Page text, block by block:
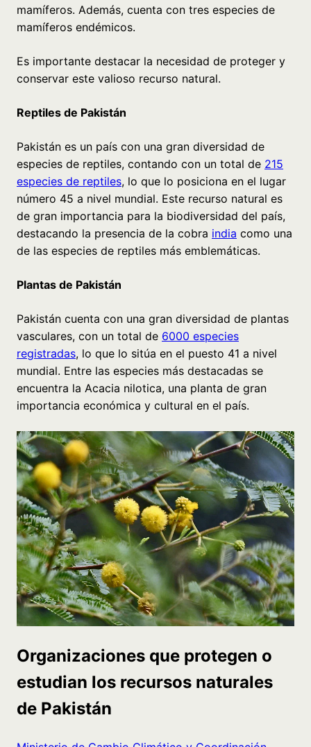
mamíferos. Además, cuenta con tres especies de
mamíferos endémicos.
Es importante destacar la necesidad de proteger y
conservar este valioso recurso natural.
Reptiles de Pakistán
Pakistán es un país con una gran diversidad de
especies de reptiles, contando con un total de 215
especies de reptiles, lo que lo posiciona en el lugar
número 45 a nivel mundial. Este recurso natural es
de gran importancia para la biodiversidad del país,
destacando la presencia de la cobra india como una
de las especies de reptiles más emblemáticas.
Plantas de Pakistán
Pakistán cuenta con una gran diversidad de plantas
vasculares, con un total de 6000 especies
registradas, lo que lo sitúa en el puesto 41 a nivel
mundial. Entre las especies más destacadas se
encuentra la Acacia nilotica, una planta de gran
importancia económica y cultural en el país.
Organizaciones que protegen o
estudian los recursos naturales
de Pakistán